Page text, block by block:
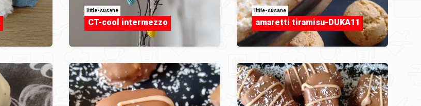
little-susane
CT-cool intermezzo
little-susane
amaretti tiramisu-DUKA11